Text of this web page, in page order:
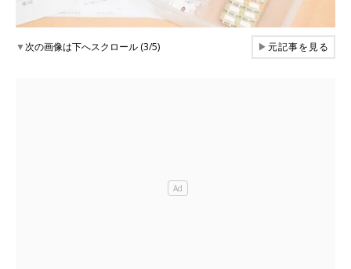
▼次の画像は下へスクロール (3/5) ▶元記事を見る